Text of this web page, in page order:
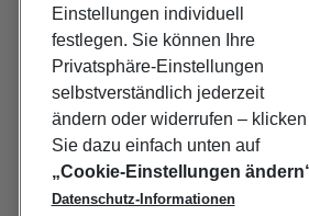
Einstellungen individuell
festlegen. Sie können Ihre
Privatsphäre-Einstellungen
selbstverständlich jederzeit
ändern oder widerrufen – klicken
Sie dazu einfach unten auf
„Cookie-Einstellungen
Datenschutz-Informationen